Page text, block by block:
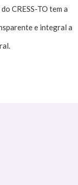
CRESS-TO tem a
e integral a